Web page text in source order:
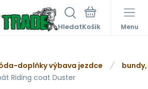
Hledat Menu
doplňky výbava jezdce
Riding coat Duster